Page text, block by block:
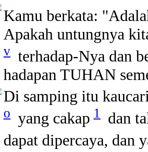
Kamu berkata:
Apakah untungnya
v terhadap-Nya dan
hadapan TUHAN
Di samping itu
o yang cakap 1 dan
dapat dipercaya, dan